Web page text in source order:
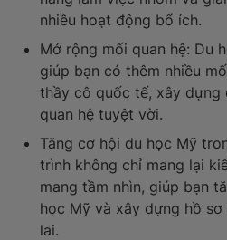
nhiều hoạt động bổ ích.
Mở rộng mối quan hệ: Du
giúp bạn có thêm nhiều
thầy cô quốc tế, xây dựng
quan hệ tuyệt vời.
Tăng cơ hội du học Mỹ
trình không chỉ mang lại
mang tầm nhìn, giúp bạn
học Mỹ và xây dựng hồ
lai.